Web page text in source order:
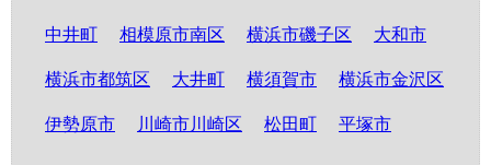
中井町 相模原市南区 横浜市磯子区 大和市
横浜市都筑区 大井町 横須賀市 横浜市金沢区
伊勢原市 川崎市川崎区 松田町 平塚市